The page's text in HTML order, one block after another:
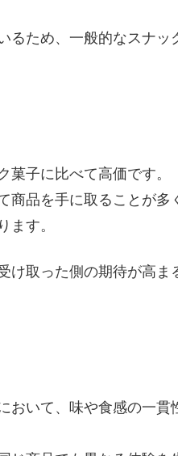
るため、一般的なスナッ
菓子に比べて高価です。
商品を手に取ることが
ます。
け取った側の期待が高
おいて、味や食感の一貫